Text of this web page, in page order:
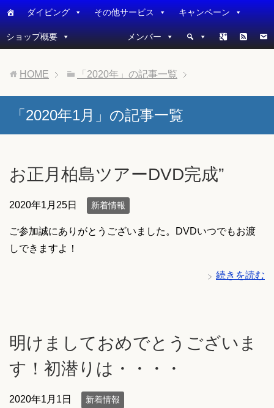
ダイビング その他サービス キャンペーン
ショップ概要 メンバー
HOME 「2020年」の記事一覧
「2020年1月」の記事一覧
お正月柏島ツアーDVD完成”
2020年1月25日 新着情報
ご参加誠にありがとうございました。DVDいつでもお渡
しできますよ！
続きを読む
明けましておめでとうございま
す！初潜りは・・・・
2020年1月1日 新着情報